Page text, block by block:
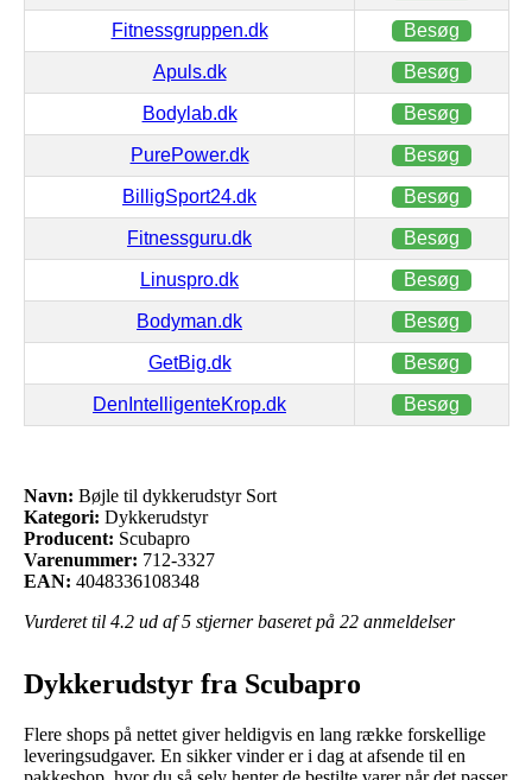
Fitnessgruppen.dk Besøg
Apuls.dk Besøg
Bodylab.dk Besøg
PurePower.dk Besøg
BilligSport24.dk Besøg
Fitnessguru.dk Besøg
Linuspro.dk Besøg
Bodyman.dk Besøg
GetBig.dk Besøg
DenIntelligenteKrop.dk Besøg
Navn: Bøjle til dykkerudstyr Sort
Kategori: Dykkerudstyr
Producent: Scubapro
Varenummer: 712-3327
EAN: 4048336108348
Vurderet til 4.2 ud af 5 stjerner baseret på 22 anmeldelser
Dykkerudstyr fra Scubapro
Flere shops på nettet giver heldigvis en lang række forskellige
leveringsudgaver. En sikker vinder er i dag at afsende til en